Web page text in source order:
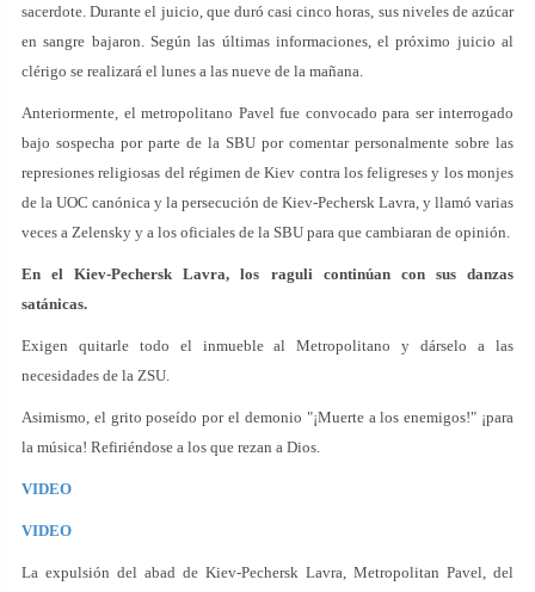
sacerdote. Durante el juicio, que duró casi cinco horas, sus niveles de azúcar
en sangre bajaron. Según las últimas informaciones, el próximo juicio al
clérigo se realizará el lunes a las nueve de la mañana.
Anteriormente, el metropolitano Pavel fue convocado para ser interrogado
bajo sospecha por parte de la SBU por comentar personalmente sobre las
represiones religiosas del régimen de Kiev contra los feligreses y los monjes
de la UOC canónica y la persecución de Kiev-Pechersk Lavra, y llamó varias
veces a Zelensky y a los oficiales de la SBU para que cambiaran de opinión.
En el Kiev-Pechersk Lavra, los raguli continúan con sus danzas
satánicas.
Exigen quitarle todo el inmueble al Metropolitano y dárselo a las
necesidades de la ZSU.
Asimismo, el grito poseído por el demonio "¡Muerte a los enemigos!" ¡para
la música! Refiriéndose a los que rezan a Dios.
VIDEO
VIDEO
La expulsión del abad de Kiev-Pechersk Lavra, Metropolitan Pavel, del